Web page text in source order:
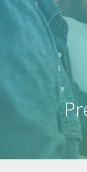
Infrastruktur &